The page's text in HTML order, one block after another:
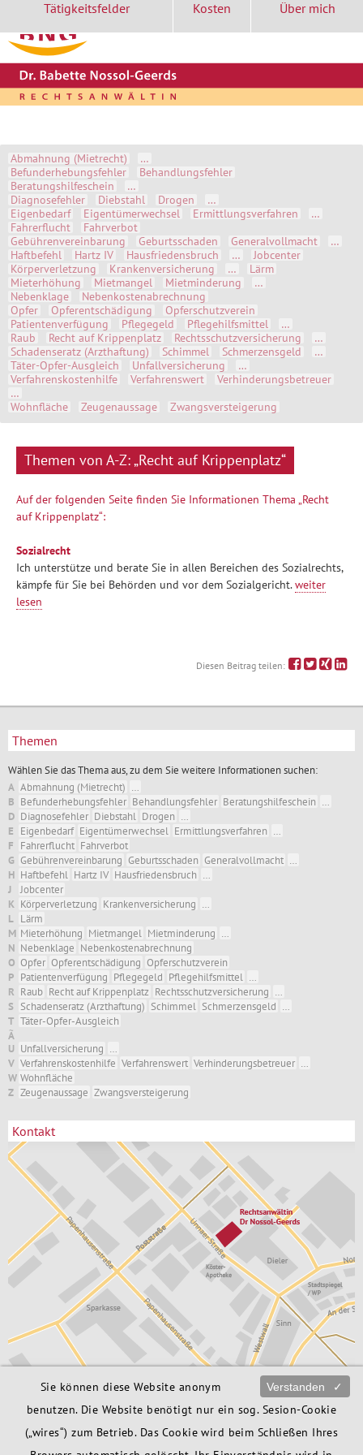
Kontakt Themen A-Z
Tätigkeitsfelder Kosten Über mich
Abmahnung (Mietrecht)
…
Befunderhebungsfehler
Behandlungsfehler
Beratungshilfeschein
…
Diagnosefehler
Diebstahl Drogen
…
Eigenbedarf
Eigentümerwechsel Ermittlungsverfahren
…
Fahrerflucht
Fahrverbot
Gebührenvereinbarung
Geburtsschaden Generalvollmacht
…
Haftbefehl
Hartz IV Hausfriedensbruch …
Jobcenter
Körperverletzung
Krankenversicherung …
Lärm
Mieterhöhung
Mietmangel Mietminderung
…
Nebenklage
Nebenkostenabrechnung
Opfer
Opferentschädigung
Opferschutzverein
Patientenverfügung
Pflegegeld Pflegehilfsmittel
…
Raub
Recht auf Krippenplatz Rechtsschutzversicherung
…
Schadenseratz (Arzthaftung)
Schimmel Schmerzensgeld
…
Täter-Opfer-Ausgleich
Unfallversicherung
…
Verfahrenskostenhilfe
Verfahrenswert
Verhinderungsbetreuer
…
Wohnfläche
Zeugenaussage Zwangsversteigerung
Themen von A-Z: „Recht auf Krippenplatz“
Auf der folgenden Seite finden Sie Informationen Thema „Recht
auf Krippenplatz“:
Sozialrecht
Ich unterstütze und berate Sie in allen Bereichen des Sozialrechts,
kämpfe für Sie bei Behörden und vor dem Sozialgericht.weiter
lesen
Diesen Beitrag teilen:
Themen
Wählen Sie das Thema aus, zu dem Sie weitere Informationen suchen:
A Abmahnung (Mietrecht)
B Befunderhebungsfehler Behandlungsfehler Beratungshilfeschein
D Diagnosefehler Diebstahl Drogen
E
Eigenbedarf Eigentümerwechsel Ermittlungsverfahren
F
Fahrerflucht Fahrverbot
G Gebührenvereinbarung Geburtsschaden Generalvollmacht
H Haftbefehl Hartz IV Hausfriedensbruch
J
Jobcenter
K Körperverletzung Krankenversicherung
L Lärm
M Mieterhöhung Mietmangel Mietminderung
N Nebenklage Nebenkostenabrechnung
O Opfer Opferentschädigung Opferschutzverein
P Patientenverfügung Pflegegeld Pflegehilfsmittel
R Raub Recht auf Krippenplatz Rechtsschutzversicherung
S
Schadenseratz (Arzthaftung) Schimmel Schmerzensgeld
T Täter-Opfer-Ausgleich
Ã
U Unfallversicherung
V Verfahrenskostenhilfe Verfahrenswert Verhinderungsbetreuer
W Wohnfläche
Z Zeugenaussage Zwangsversteigerung
Kontakt
Rechtsanwältin
Unnaer Str. 6
58706 Menden
02373 / 172 76 06
info@ra-bng.de
Anfahrt
Verstanden ✓
Sie können diese Website anonym
benutzen. Die Website benötigt nur ein sog. Sesion-Cookie
(„wires“) zum Betrieb. Das Cookie wird beim Schließen Ihres